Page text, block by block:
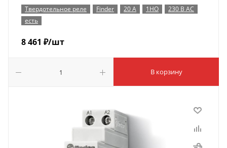
Твердотельное реле Finder 20 А 1НО
230 В AC
есть
8 461 ₽/шт
В корзину